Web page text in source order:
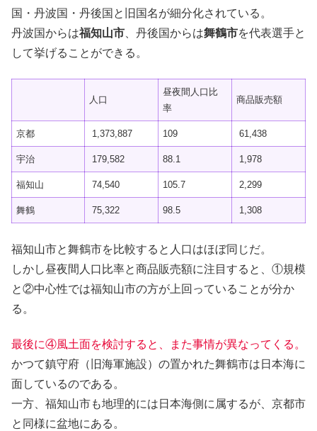
国・丹波国・丹後国と旧国名が細分化されている。
丹波国からは福知山市 、丹後国からは舞鶴市を代表選手と
して挙げることができる。
人口
昼夜間人口比
率
商品販売額
京都 1,373,887 109 61,438
宇治 179,582 88.1 1,978
福知山 74,540 105.7 2,299
舞鶴 75,322 98.5 1,308
福知山市と舞鶴市を比較すると人口はほぼ同じだ。
しかし昼夜間人口比率と商品販売額に注目すると、①規模
と②中心性では福知山市の方が上回っていることが分か
る。
最後に④風土面を検討すると、また事情が異なってくる。
かつて鎮守府（旧海軍施設）の置かれた舞鶴市は日本海に
面しているのである。
一方、福知山市も地理的には日本海側に属するが、京都市
と同様に盆地にある。